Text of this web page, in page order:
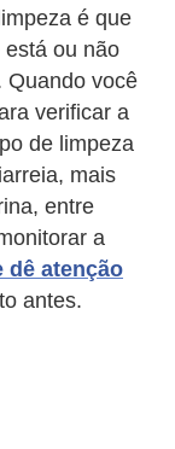
é que
ou não
Quando você
verificar a
de limpeza
mais
entre
a
dê atenção
antes.